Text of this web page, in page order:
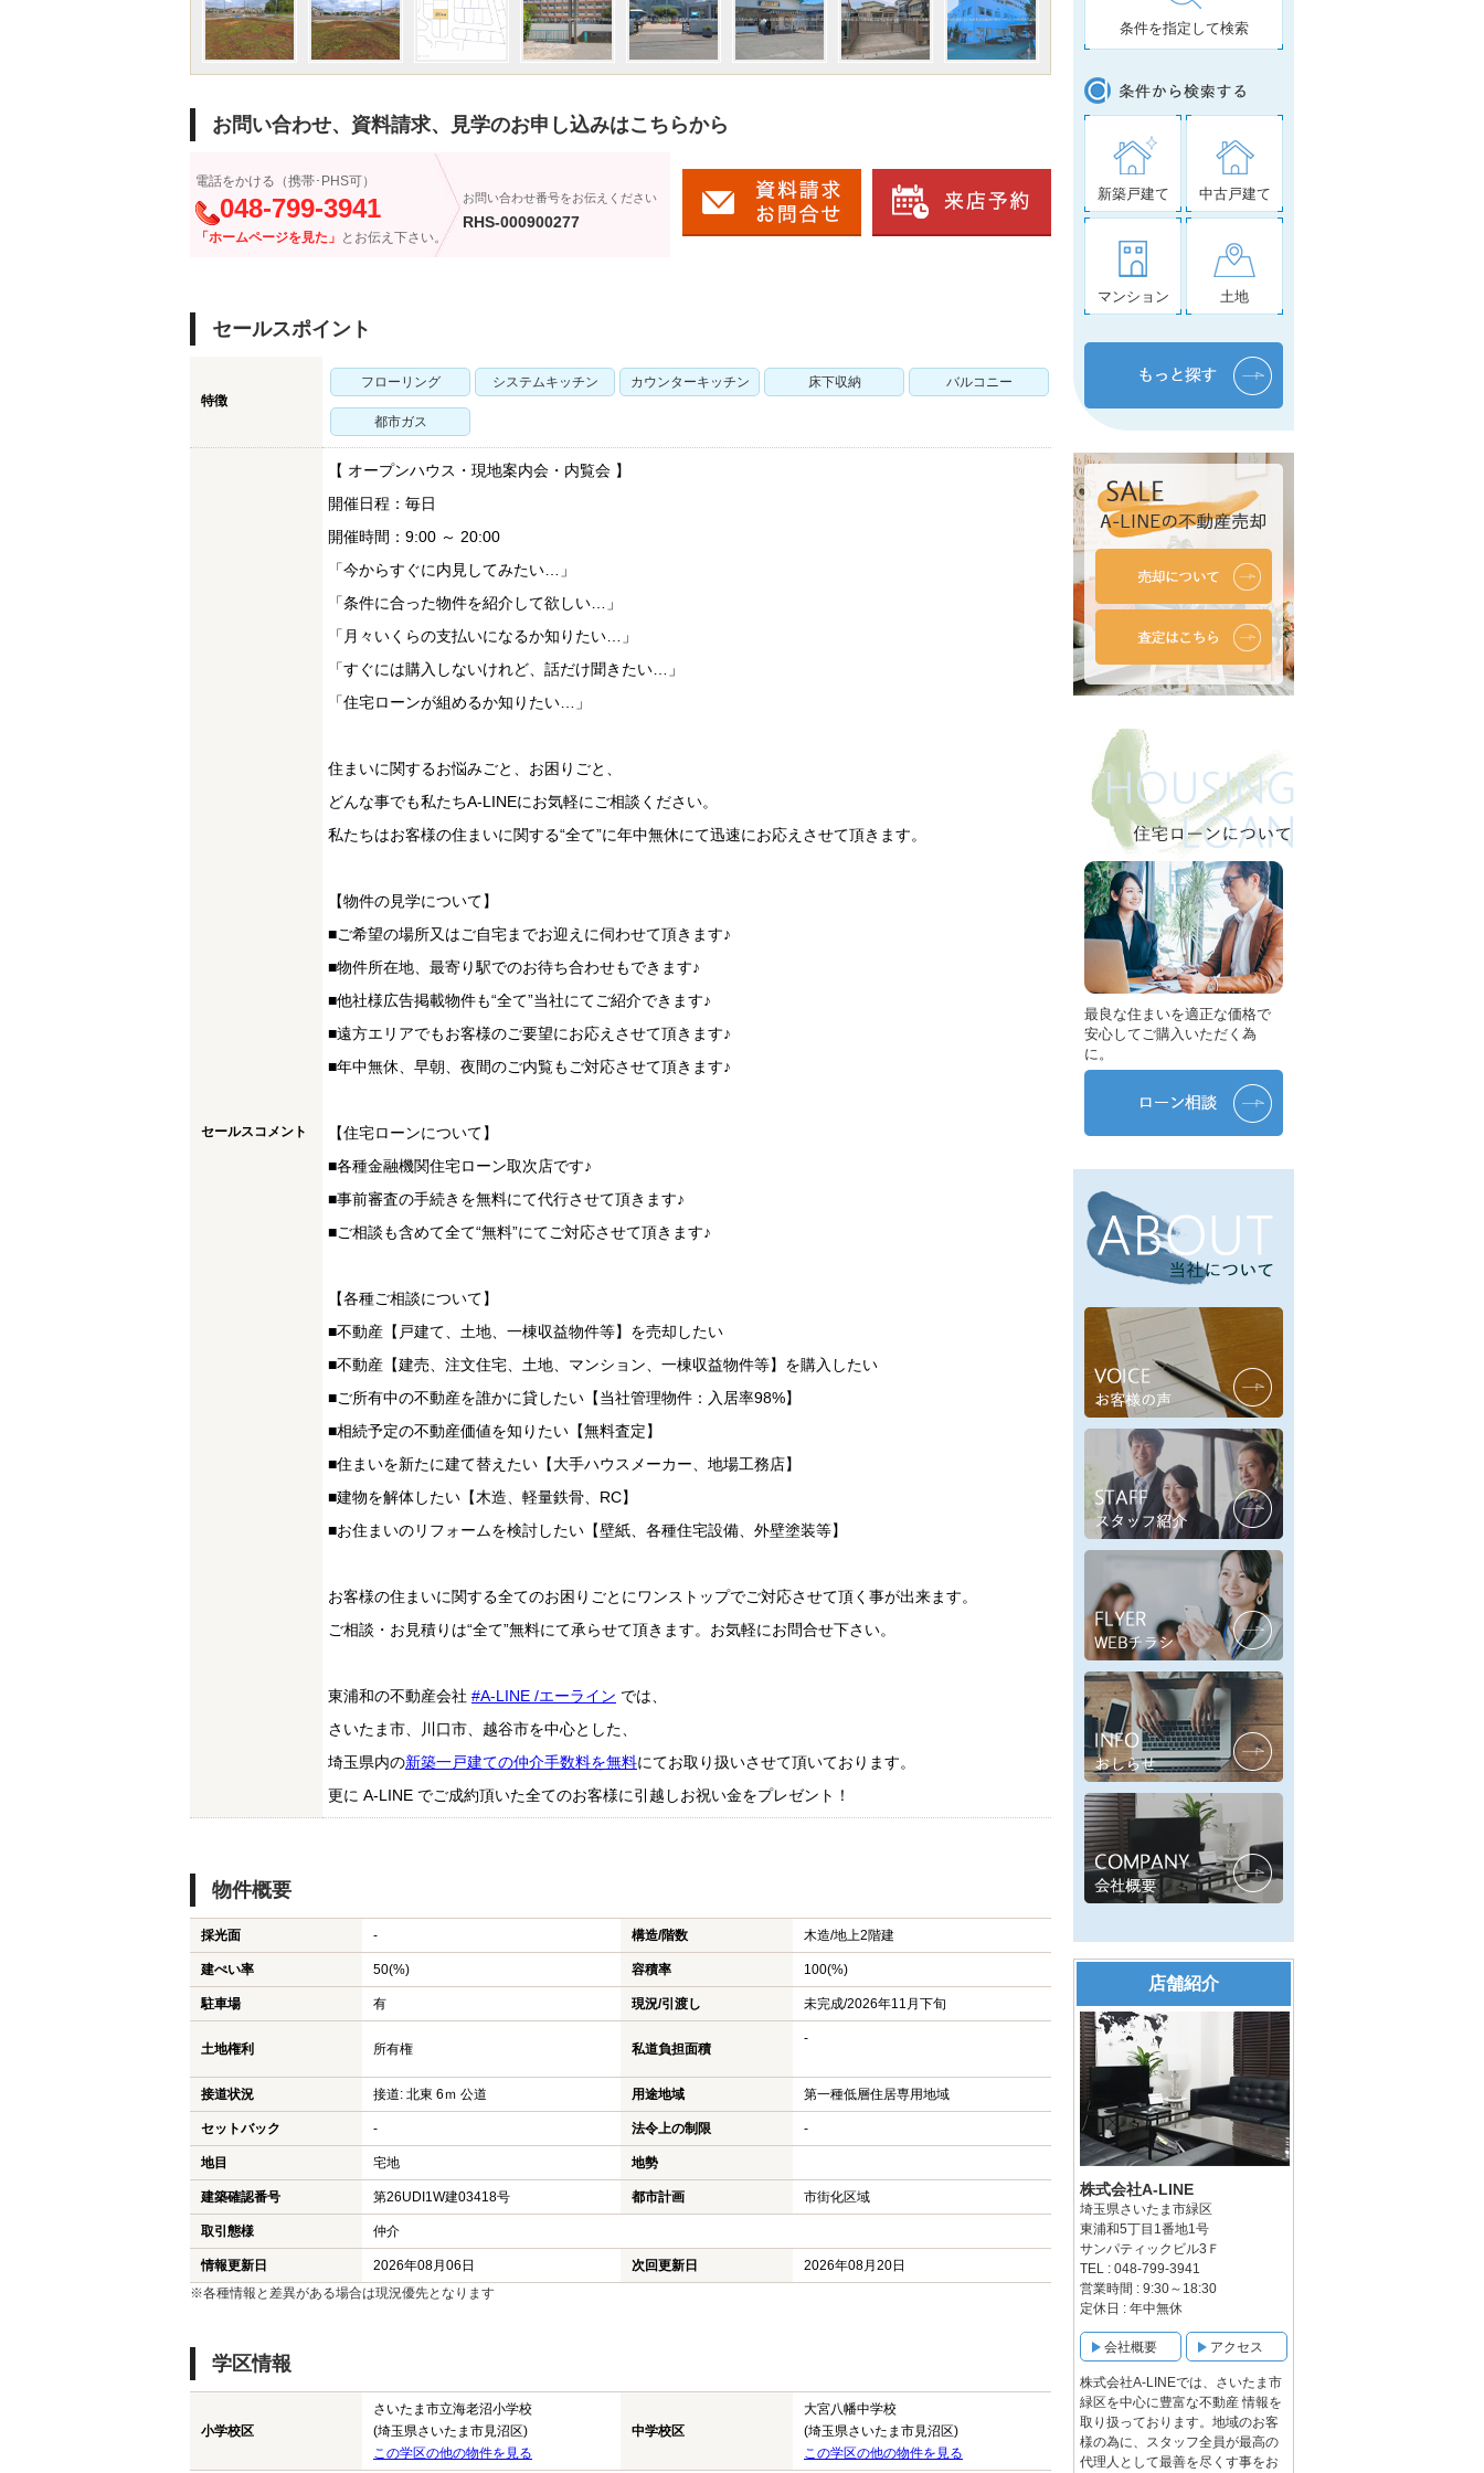
お問い合わせ、資料請求、見学のお申し込みはこちらから
電話をかける（携帯･PHS可）
048-799-3941
「ホームページを見た」 とお伝え下さい。
お問い合わせ番号をお伝えください
RHS-000900277
セールスポイント
特徴
フローリング システムキッチン カウンターキッチン 床下収納 バルコニー
都市ガス
セールスコメント
【 オープンハウス・現地案内会・内覧会 】
開催日程：毎日
開催時間：9:00 ～ 20:00
「今からすぐに内見してみたい…」
「条件に合った物件を紹介して欲しい…」
「月々いくらの支払いになるか知りたい…」
「すぐには購入しないけれど、話だけ聞きたい…」
「住宅ローンが組めるか知りたい…」
住まいに関するお悩みごと、お困りごと、
どんな事でも私たちA-LINEにお気軽にご相談ください。
私たちはお客様の住まいに関する“全て”に年中無休にて迅速にお応えさせて頂きます。
【物件の見学について】
■ご希望の場所又はご自宅までお迎えに伺わせて頂きます♪
■物件所在地、最寄り駅でのお待ち合わせもできます♪
■他社様広告掲載物件も“全て”当社にてご紹介できます♪
■遠方エリアでもお客様のご要望にお応えさせて頂きます♪
■年中無休、早朝、夜間のご内覧もご対応させて頂きます♪
【住宅ローンについて】
■各種金融機関住宅ローン取次店です♪
■事前審査の手続きを無料にて代行させて頂きます♪
■ご相談も含めて全て“無料”にてご対応させて頂きます♪
【各種ご相談について】
■不動産【戸建て、土地、一棟収益物件等】を売却したい
■不動産【建売、注文住宅、土地、マンション、一棟収益物件等】を購入したい
■ご所有中の不動産を誰かに貸したい【当社管理物件：入居率98%】
■相続予定の不動産価値を知りたい【無料査定】
■住まいを新たに建て替えたい【大手ハウスメーカー、地場工務店】
■建物を解体したい【木造、軽量鉄骨、RC】
■お住まいのリフォームを検討したい【壁紙、各種住宅設備、外壁塗装等】
お客様の住まいに関する全てのお困りごとにワンストップでご対応させて頂く事が出来ます。
ご相談・お見積りは“全て”無料にて承らせて頂きます。お気軽にお問合せ下さい。
東浦和の不動産会社 #A-LINE /エーライン では、
さいたま市、川口市、越谷市を中心とした、
埼玉県内の新築一戸建ての仲介手数料を無料にてお取り扱いさせて頂いております。
更に A-LINE でご成約頂いた全てのお客様に引越しお祝い金をプレゼント！
物件概要
採光面 - 構造/階数 木造/地上2階建
建ぺい率 50(%) 容積率 100(%)
駐車場 有 現況/引渡し 未完成/2026年11月下旬
土地権利 所有権 私道負担面積
-
接道状況 接道: 北東 6ｍ 公道 用途地域 第一種低層住居専用地域
セットバック - 法令上の制限 -
地目 宅地 地勢
建築確認番号 第26UDI1W建03418号 都市計画 市街化区域
取引態様 仲介
情報更新日 2026年08月06日 次回更新日
2026年08月20日
※各種情報と差異がある場合は現況優先となります
学区情報
小学校区
さいたま市立海老沼小学校
(埼玉県さいたま市見沼区)
この学区の他の物件を見る
中学校区
大宮八幡中学校
(埼玉県さいたま市見沼区)
この学区の他の物件を見る
条件を指定して検索
新築戸建て 中古戸建て
マンション 土地
最良な住まいを適正な価格で
安心してご購入いただく為
に。
店舗紹介
株式会社A-LINE
埼玉県さいたま市緑区
東浦和5丁目1番地1号
サンパティックビル3Ｆ
TEL : 048-799-3941
営業時間 : 9:30～18:30
定休日 : 年中無休
会社概要 アクセス
株式会社A-LINEでは、さいたま市
緑区を中心に豊富な不動産 情報を
取り扱っております。地域のお客
様の為に、スタッフ全員が最高の
代理人として最善を尽くす事をお